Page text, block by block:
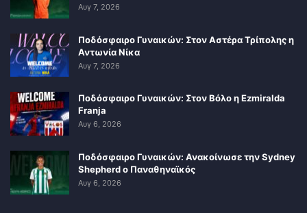
Αυγ 7, 2026
Ποδόσφαιρο Γυναικών: Στον Αστέρα Τρίπολης η
Αντωνία Νίκα
Αυγ 7, 2026
Ποδόσφαιρο Γυναικών: Στον Βόλο η Ezmiralda
Franja
Αυγ 6, 2026
Ποδόσφαιρο Γυναικών: Ανακοίνωσε την Sydney
Shepherd ο Παναθηναϊκός
Αυγ 6, 2026